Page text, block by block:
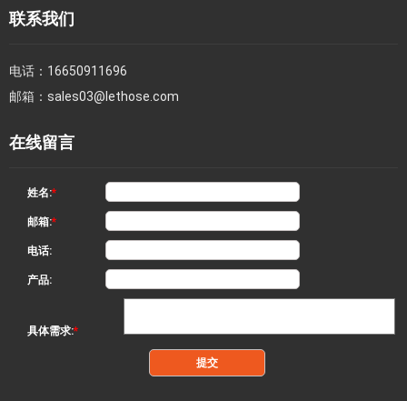
联系我们
电话： 16650911696
邮箱： sales03@lethose.com
在线留言
姓名:*
邮箱:*
电话:
产品:
具体需求:*